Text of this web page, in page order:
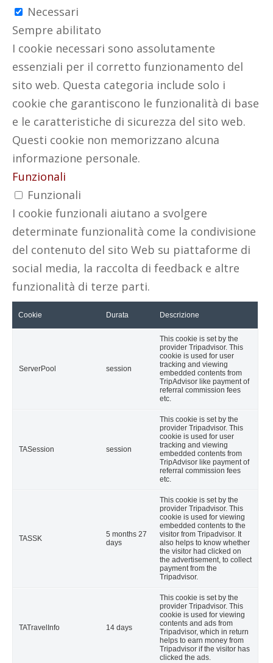
Necessari
Sempre abilitato
I cookie necessari sono assolutamente
essenziali per il corretto funzionamento del
sito web. Questa categoria include solo i
cookie che garantiscono le funzionalità di base
e le caratteristiche di sicurezza del sito web.
Questi cookie non memorizzano alcuna
informazione personale.
Funzionali
Funzionali
I cookie funzionali aiutano a svolgere
determinate funzionalità come la condivisione
del contenuto del sito Web su piattaforme di
social media, la raccolta di feedback e altre
funzionalità di terze parti.
Cookie Durata Descrizione
ServerPool session
This cookie is set by the
provider Tripadvisor. This
cookie is used for user
tracking and viewing
embedded contents from
TripAdvisor like payment of
referral commission fees
etc.
TASession session
This cookie is set by the
provider Tripadvisor. This
cookie is used for user
tracking and viewing
embedded contents from
TripAdvisor like payment of
referral commission fees
etc.
TASSK
5 months 27
days
This cookie is set by the
provider Tripadvisor. This
cookie is used for viewing
embedded contents to the
visitor from Tripadvisor. It
also helps to know whether
the visitor had clicked on
the advertisement, to collect
payment from the
Tripadvisor.
TATravelInfo 14 days
This cookie is set by the
provider Tripadvisor. This
cookie is used for viewing
contents and ads from
Tripadvisor, which in return
helps to earn money from
Tripadvisor if the visitor has
clicked the ads.